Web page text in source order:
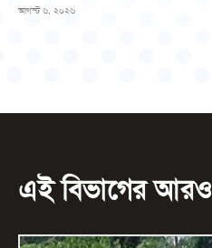
আগস্ট ৬, ২০২৬
এই বিভাগের আরও